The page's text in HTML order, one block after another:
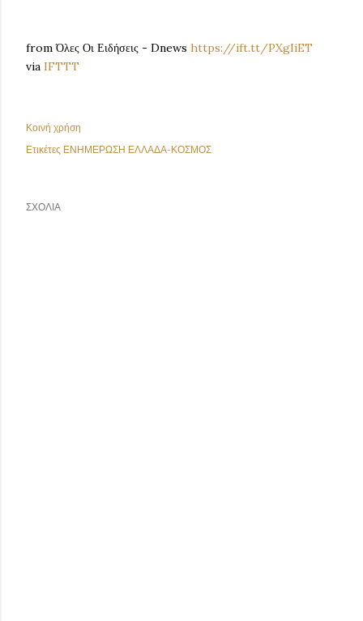
from Όλες Οι Ειδήσεις - Dnews https://ift.tt/PXgIiET
via IFTTT
Κοινή χρήση
Ετικέτες ΕΝΗΜΕΡΩΣΗ ΕΛΛΑΔΑ-ΚΟΣΜΟΣ
ΣΧΌΛΙΑ